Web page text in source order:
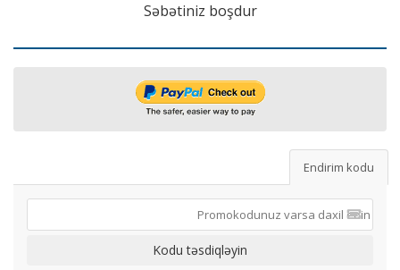
Səbətiniz boşdur
Endirim kodu
Kodu təsdiqləyin